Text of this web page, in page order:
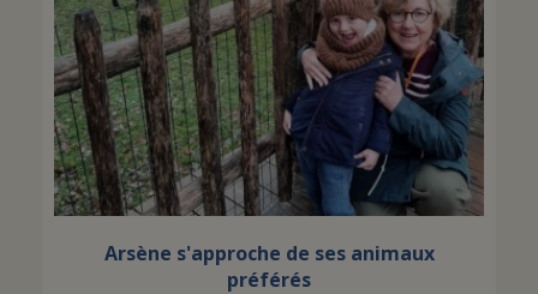
Arsène s'approche de ses animaux
préférés